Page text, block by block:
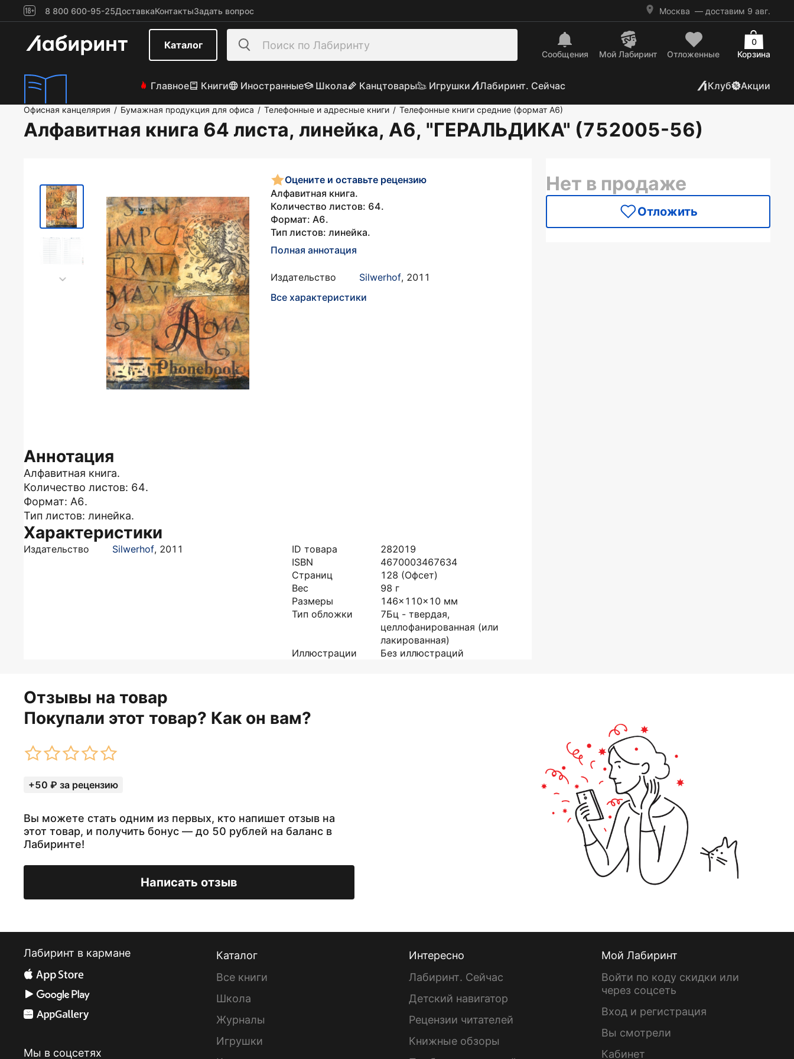
8 800 600-95-25ДоставкаКонтактыЗадать вопрос Москва — доставим 9 авг.
Каталог
Сообщения Mой Лабиринт Отложенные Корзина
0
Главное Книги Иностранные Школа Канцтовары Игрушки Лабиринт. Сейчас Клуб Акции
Офисная канцелярия / Бумажная продукция для офиса / Телефонные и адресные книги / Телефонные книги средние (формат А6)
Алфавитная книга 64 листа, линейка, А6, "ГЕРАЛЬДИКА" (752005-56)
Оцените и оставьте рецензию
Алфавитная книга.
Количество листов: 64.
Формат: А6.
Тип листов: линейка.
Полная аннотация
Издательство Silwerhof, 2011
Все характеристики
Аннотация
Алфавитная книга.
Количество листов: 64.
Формат: А6.
Тип листов: линейка.
Характеристики
Издательство Silwerhof, 2011 ID товара
282019
ISBN
4670003467634
Страниц
128 (Офсет)
Вес
98 г
Размеры
146x110x10 мм
Тип обложки
7Бц - твердая,
целлофанированная (или
лакированная)
Иллюстрации
Без иллюстраций
Нет в продаже
Отложить
Отзывы на товар
Покупали этот товар? Как он вам?
+50 ₽ за рецензию
Вы можете стать одним из первых, кто напишет отзыв на
этот товар, и получить бонус — до 50 рублей на баланс в
Лабиринте!
Написать отзыв
Лабиринт в кармане
Мы в соцсетях
Каталог
Все книги
Школа
Журналы
Игрушки
Интересно
Лабиринт. Сейчас
Детский навигатор
Рецензии читателей
Книжные обзоры
Мой Лабиринт
Войти по коду скидки или
через соцсеть
Вход и регистрация
Вы смотрели
Кабинет